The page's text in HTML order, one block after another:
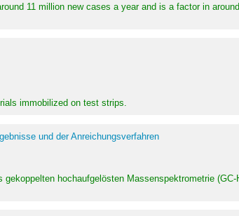
11 million new cases a year and is a factor in
immobilized on test strips.
und der Anreichungsverfahren
hochaufgelösten Massenspektrometrie